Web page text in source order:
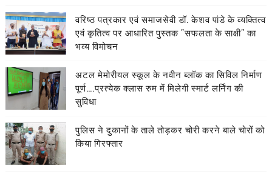
वरिष्ठ पत्रकार एवं समाजसेवी डॉ. केशव पांडे के व्यक्तित्व
एवं कृतित्व पर आधारित पुस्तक "सफलता के साक्षी" का
भव्य विमोचन
अटल मेमोरीयल स्कूल के नवीन ब्लॉक का सिविल निर्माण
पूर्ण….प्रत्येक क्लास रुम में मिलेगी स्मार्ट लर्निंग की
सुविधा
पुलिस ने दुकानों के ताले तोड़कर चोरी करने बाले चोरों को
किया गिरफ्तार